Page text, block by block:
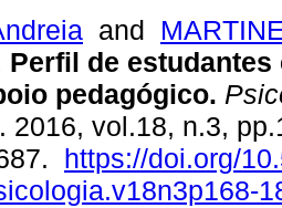
and
Perfil de
pedagógico.
2016, vol.18, n.3,
https://doi.org/